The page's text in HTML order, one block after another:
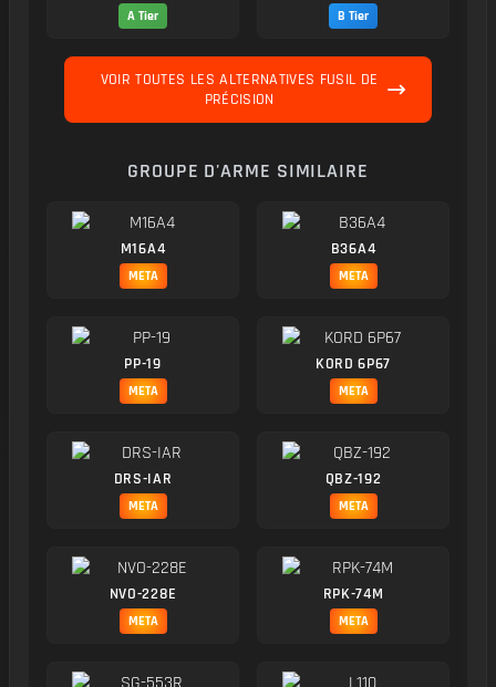
A Tier B Tier
VOIR TOUTES LES ALTERNATIVES FUSIL DE
PRÉCISION
GROUPE D'ARME SIMILAIRE
M16A4
META
B36A4
META
PP-19
META
KORD 6P67
META
DRS-IAR
META
QBZ-192
META
NVO-228E
META
RPK-74M
META